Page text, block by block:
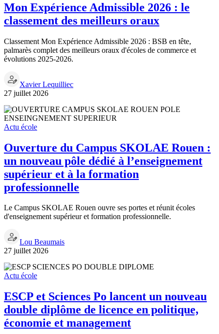
Mon Expérience Admissible 2026 : le
classement des meilleurs oraux
Classement Mon Expérience Admissible 2026 : BSB en tête,
palmarès complet des meilleurs oraux d'écoles de commerce et
évolutions 2025-2026.
Xavier Lequilliec
27 juillet 2026
Actu école
Ouverture du Campus SKOLAE Rouen :
un nouveau pôle dédié à l’enseignement
supérieur et à la formation
professionnelle
Le Campus SKOLAE Rouen ouvre ses portes et réunit écoles
d'enseignement supérieur et formation professionnelle.
Lou Beaumais
27 juillet 2026
Actu école
ESCP et Sciences Po lancent un nouveau
double diplôme de licence en politique,
économie et management